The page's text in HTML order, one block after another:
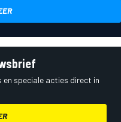
speciale acties direct in